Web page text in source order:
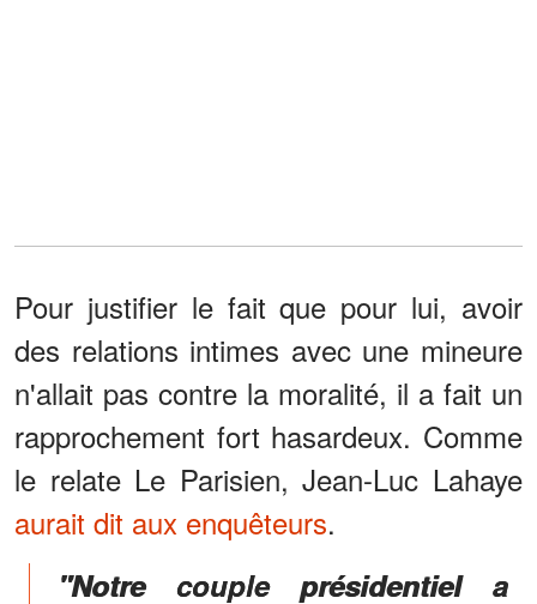
Pour justifier le fait que pour lui, avoir
des relations intimes avec une mineure
n'allait pas contre la moralité, il a fait un
rapprochement fort hasardeux. Comme
le relate Le Parisien, Jean-Luc Lahaye
aurait dit aux enquêteurs.
"Notre couple présidentiel a